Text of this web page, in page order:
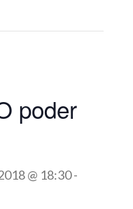
poder
@ 18:30-